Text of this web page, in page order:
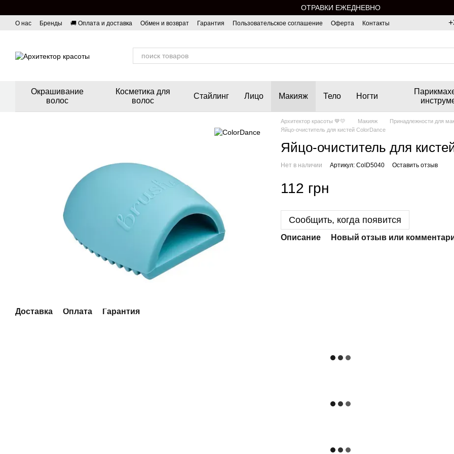
ОТРАВКИ ЕЖЕДНЕВНО
О нас Бренды 🚚 Оплата и доставка Обмен и возврат Гарантия Пользовательское соглашение Оферта Контакты
Окрашивание
волос
Косметика для
волос
Стайлинг Лицо Макияж Тело Ногти
Доставка Оплата Гарантия
Архитектор красоты 💙💛 Макияж
Принадлежности для
Яйцо-очиститель для кистей ColorDance
Яйцо-очиститель для
Нет в наличии Артикул: ColD5040 Оставить отзыв
112 грн
Сообщить, когда появится
Описание Новый отзыв или